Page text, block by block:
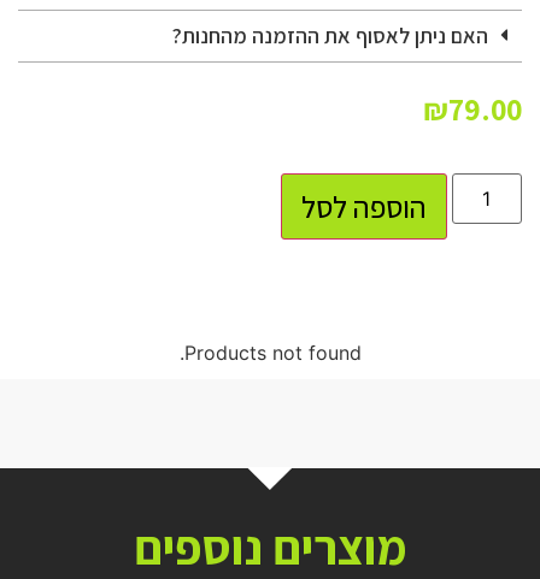
האם ניתן לאסוף את ההזמנה מהחנות?
₪79.00
הוספה לסל
Products not found.
מוצרים נוספים